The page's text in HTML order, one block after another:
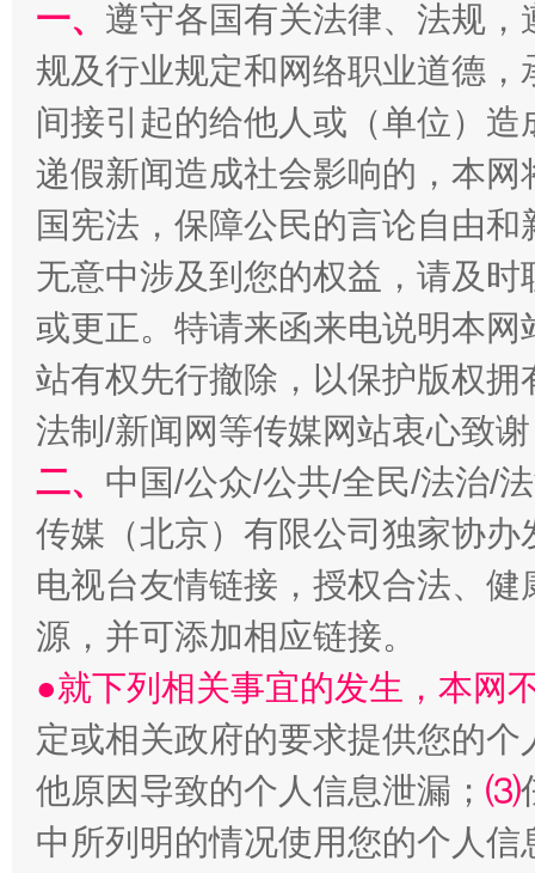
千年窑火 生生不息
受贿1.44亿！段成刚被判无期 从幼
一、 遵守各国有关法律、法规
规及行业规定和网络职业道德
间接引起的给他人或（单位）
递假新闻造成社会影响的，本
国宪法，保障公民的言论自由
无意中涉及到您的权益，请及
或更正。特请来函来电说明本
站有权先行撤除，以保护版权
法制/新闻网等传媒网站衷心致
二、 中国/公众/公共/全民/法治/
传媒（北京）有限公司独家协
电视台友情链接，授权合法、
源，并可添加相应链接。
●就下列相关事宜的发生，本网
定或相关政府的要求提供您的个
他原因导致的个人信息泄漏； ⑶
中所列明的情况使用您的个人